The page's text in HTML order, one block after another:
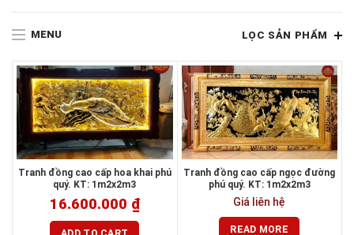
MENU LỌC SẢN PHẨM
Tranh đồng cao cấp hoa khai phú
quý. KT: 1m2x2m3
16.600.000 ₫
Tranh đồng cao cấp ngọc đường
phú quý. KT: 1m2x2m3
Giá liên hệ
READ MORE